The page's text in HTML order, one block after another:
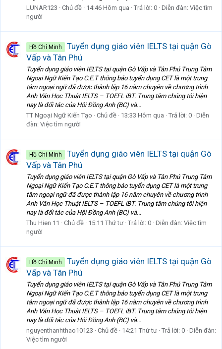
LUNAR123
Chủ đề 14:46 Hôm qua Trả lời: 0 Diễn đàn: Việc tìm
người
Hồ Chí Minh
Tuyển dụng giáo viên IELTS tại quận Gò
Vấp và Tân Phú
Tuyển dụng giáo viên IELTS tại quận Gò Vấp và Tân Phú Trung Tâm
Ngoại Ngữ Kiến Tạo C.E.T thông báo tuyển dụng CET là một trung
tâm ngoại ngữ đã được thành lập 16 năm chuyên về chương trình
Anh Văn Học Thuật IELTS – TOEFL iBT. Trung tâm chúng tôi hiện
nay là đối tác của Hội Đồng Anh (BC) và...
TT Ngoại Ngữ Kiến Tạo
Chủ đề 13:33 Hôm qua Trả lời: 0 Diễn
đàn: Việc tìm người
Hồ Chí Minh
Tuyển dụng giáo viên IELTS tại quận Gò
Vấp và Tân Phú
Tuyển dụng giáo viên IELTS tại quận Gò Vấp và Tân Phú Trung Tâm
Ngoại Ngữ Kiến Tạo C.E.T thông báo tuyển dụng CET là một trung
tâm ngoại ngữ đã được thành lập 16 năm chuyên về chương trình
Anh Văn Học Thuật IELTS – TOEFL iBT. Trung tâm chúng tôi hiện
nay là đối tác của Hội Đồng Anh (BC) và...
Thu Hien 11
Chủ đề 15:11 Thứ tư Trả lời: 0 Diễn đàn: Việc tìm
người
Hồ Chí Minh
Tuyển dụng giáo viên IELTS tại quận Gò
Vấp và Tân Phú
Tuyển dụng giáo viên IELTS tại quận Gò Vấp và Tân Phú Trung Tâm
Ngoại Ngữ Kiến Tạo C.E.T thông báo tuyển dụng CET là một trung
tâm ngoại ngữ đã được thành lập 16 năm chuyên về chương trình
Anh Văn Học Thuật IELTS – TOEFL iBT. Trung tâm chúng tôi hiện
nay là đối tác của Hội Đồng Anh (BC) và...
nguyenthanhthao10123
Chủ đề 14:21 Thứ tư Trả lời: 0 Diễn đàn:
Việc tìm người